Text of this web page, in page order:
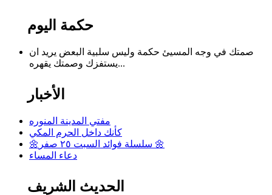
حكمة اليوم
صمتك في وجه المسيئ حكمة وليس سلبية البعض يريد ان
يستفزك وصمتك يقهره...
الأخبار
مفتي المدينة المنوره
كأنك داخل الحرم المكي
🌼سلسلة فوائد السبت ٢٥ صفر 🌼
دعاء المساء
الحديث الشريف